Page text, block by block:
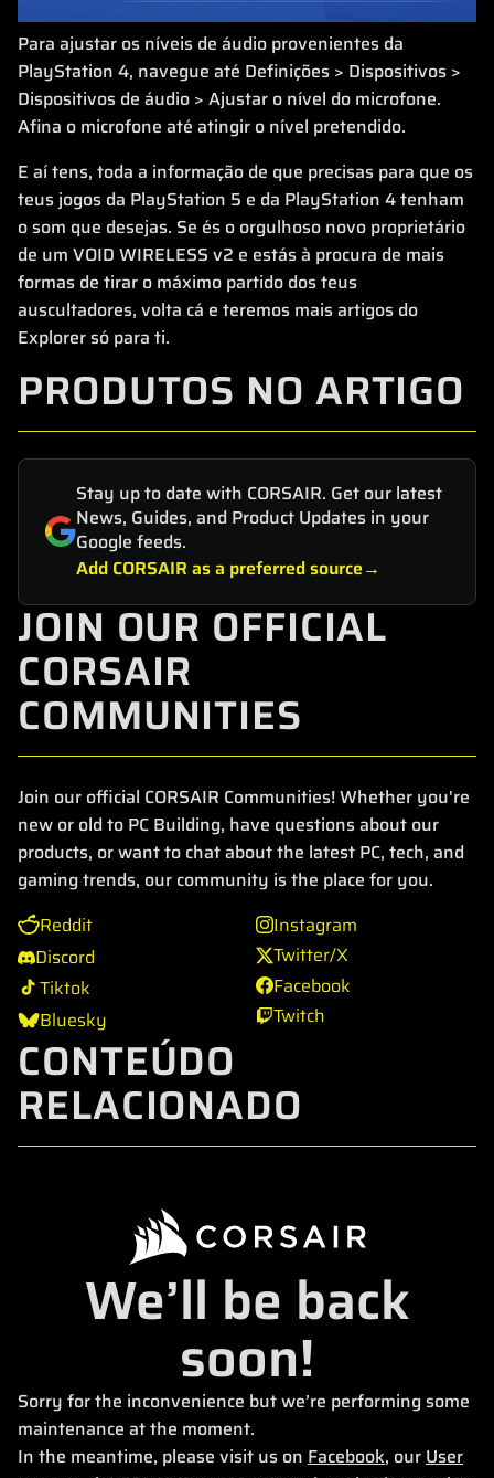
Para ajustar os níveis de áudio provenientes da
PlayStation 4, navegue até Definições > Dispositivos >
Dispositivos de áudio > Ajustar o nível do microfone.
Afina o microfone até atingir o nível pretendido.
E aí tens, toda a informação de que precisas para que os
teus jogos da PlayStation 5 e da PlayStation 4 tenham
o som que desejas. Se és o orgulhoso novo proprietário
de um VOID WIRELESS v2 e estás à procura de mais
formas de tirar o máximo partido dos teus
auscultadores, volta cá e teremos mais artigos do
Explorer só para ti.
PRODUTOS NO ARTIGO
Stay up to date with CORSAIR. Get our latest
News, Guides, and Product Updates in your
Google feeds.
Add CORSAIR as a preferred source
JOIN OUR OFFICIAL
CORSAIR
COMMUNITIES
Join our official CORSAIR Communities! Whether you're
new or old to PC Building, have questions about our
products, or want to chat about the latest PC, tech, and
gaming trends, our community is the place for you.
Reddit
Discord
Tiktok
Bluesky
Instagram
Twitter/X
Facebook
Twitch
CONTEÚDO
RELACIONADO
We’ll be back
soon!
Sorry for the inconvenience but we’re performing some
maintenance at the moment.
In the meantime, please visit us on Facebook, our User